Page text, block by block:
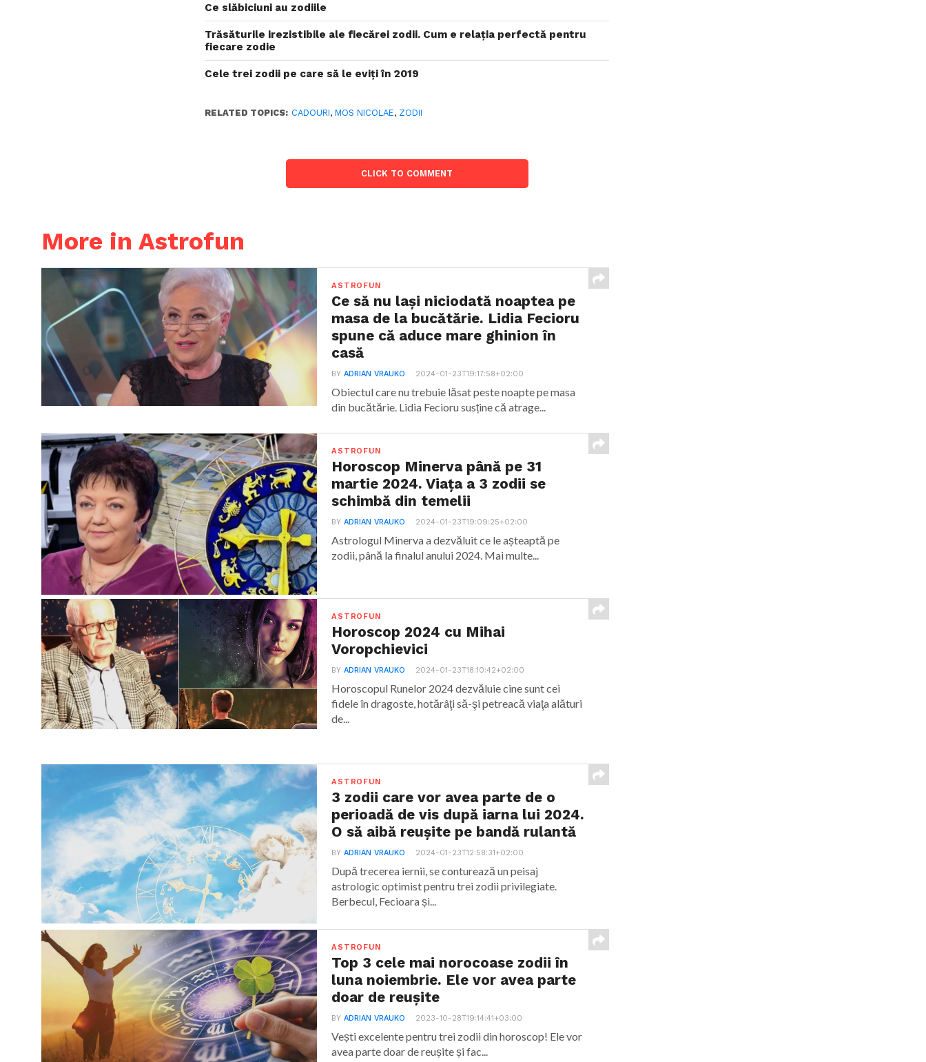
Ce slăbiciuni au zodiile
Trăsăturile irezistibile ale fiecărei zodii. Cum e relaţia perfectă pentru
fiecare zodie
Cele trei zodii pe care să le eviți în 2019
RELATED TOPICS: CADOURI,MOS NICOLAE, ZODII
CLICK TO COMMENT
More in Astrofun
ASTROFUN
Ce să nu lași niciodată noaptea pe
masa de la bucătărie. Lidia Fecioru
spune că aduce mare ghinion în
casă
BYADRIAN VRAUKO 2024-01-23T19:17:58+02:00
Obiectul care nu trebuie lăsat peste noapte pe masa
din bucătărie. Lidia Fecioru susține că atrage...
ASTROFUN
Horoscop Minerva până pe 31
martie 2024. Viața a 3 zodii se
schimbă din temelii
BYADRIAN VRAUKO 2024-01-23T19:09:25+02:00
Astrologul Minerva a dezvăluit ce le așteaptă pe
zodii, până la finalul anului 2024. Mai multe...
ASTROFUN
Horoscop 2024 cu Mihai
Voropchievici
BYADRIAN VRAUKO 2024-01-23T18:10:42+02:00
Horoscopul Runelor 2024 dezvăluie cine sunt cei
fidele în dragoste, hotărâţi să-şi petreacă viaţa alături
de...
ASTROFUN
3 zodii care vor avea parte de o
perioadă de vis după iarna lui 2024.
O să aibă reușite pe bandă rulantă
BYADRIAN VRAUKO 2024-01-23T12:58:31+02:00
După trecerea iernii, se conturează un peisaj
astrologic optimist pentru trei zodii privilegiate.
Berbecul, Fecioara și...
ASTROFUN
Top 3 cele mai norocoase zodii în
luna noiembrie. Ele vor avea parte
doar de reușite
BYADRIAN VRAUKO 2023-10-28T19:14:41+03:00
Vești excelente pentru trei zodii din horoscop! Ele vor
avea parte doar de reușite și fac...